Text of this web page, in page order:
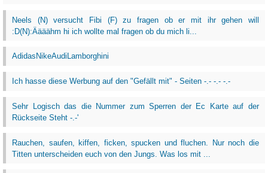
Neels (N) versucht Fibi (F) zu fragen ob er mit ihr gehen will
:D(N):Äääähm hi ich wollte mal fragen ob du mich li...
AdidasNikeAudiLamborghini
Ich hasse diese Werbung auf den "Gefällt mit" - Seiten -.- -.- -.-
Sehr Logisch das die Nummer zum Sperren der Ec Karte auf der
Rückseite Steht -.-'
Rauchen, saufen, kiffen, ficken, spucken und fluchen. Nur noch die
Titten unterscheiden euch von den Jungs. Was los mit ...